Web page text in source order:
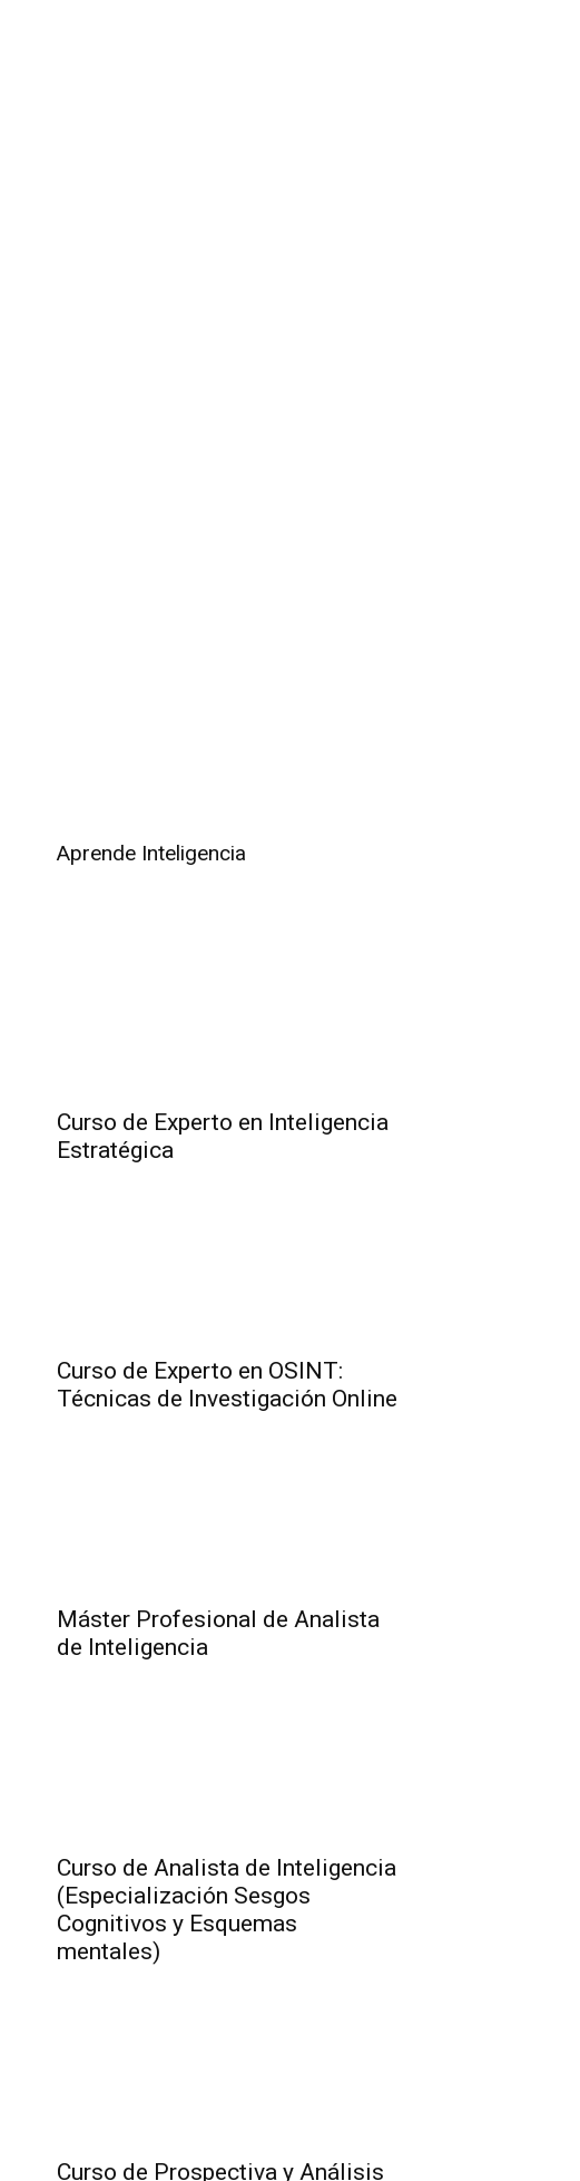
Aprende Inteligencia
Curso de Experto en Inteligencia
Estratégica
Curso de Experto en OSINT:
Técnicas de Investigación Online
Máster Profesional de Analista
de Inteligencia
Curso de Analista de Inteligencia
(Especialización Sesgos
Cognitivos y Esquemas
mentales)
Curso de Prospectiva y Análisis